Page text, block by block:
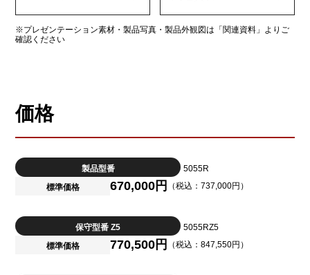
※プレゼンテーション素材・製品写真・製品外観図は「関連資料」よりご
確認ください
価格
製品型番
5055R
標準価格
670,000円 （税込：737,000円）
保守型番 Z5
5055RZ5
標準価格
770,500円 （税込：847,550円）